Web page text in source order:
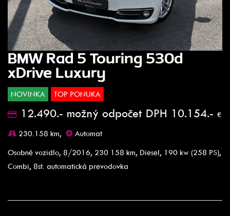
BMW Rad 5 Touring 530d
xDrive Luxury
NOVINKA TOP PONUKA
12.490.- možný odpočet DPH 10.154.- €
230.158 km,
Automat
Osobné vozidlo, 8/2016, 230 158 km, Diesel, 190 kw (258 PS),
Combi, 8st. automatická prevodovka